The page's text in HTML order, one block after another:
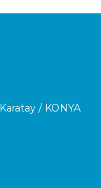
/ KONYA